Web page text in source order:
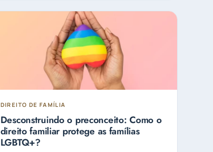
DIREITO DE FAMÍLIA
Desconstruindo o preconceito: Como o
direito familiar protege as famílias
LGBTQ+?